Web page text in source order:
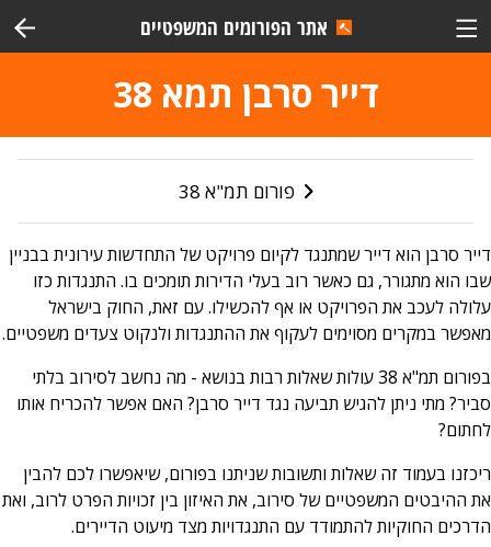
אתר הפורומים המשפטיים
דייר סרבן תמא 38
פורום תמ"א 38
דייר סרבן הוא דייר שמתנגד לקיום פרויקט של התחדשות עירונית בבניין
שבו הוא מתגורר, גם כאשר רוב בעלי הדירות תומכים בו. התנגדות כזו
עלולה לעכב את הפרויקט או אף להכשילו. עם זאת, החוק בישראל
מאפשר במקרים מסוימים לעקוף את ההתנגדות ולנקוט צעדים משפטיים.
בפורום תמ"א 38עולות שאלות רבות בנושא - מה נחשב לסירוב בלתי
סביר? מתי ניתן להגיש תביעה נגד דייר סרבן? האם אפשר להכריח אותו
לחתום?
ריכזנו בעמוד זה שאלות ותשובות שניתנו בפורום, שיאפשרו לכם להבין
את ההיבטים המשפטיים של סירוב, את האיזון בין זכויות הפרט לרוב, ואת
הדרכים החוקיות להתמודד עם התנגדויות מצד מיעוט הדיירים.